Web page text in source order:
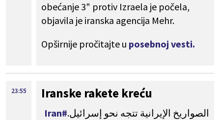
obećanje 3" protiv Izraela je počela,
objavila je iranska agencija Mehr.
Opširnije pročitajte u posebnoj vesti.
23:55 Iranske rakete kreću
الصواريخ الإيرانية تتجه نحو إسرائيل.#Iran